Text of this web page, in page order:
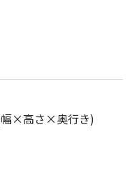
×高さ×奥行き)